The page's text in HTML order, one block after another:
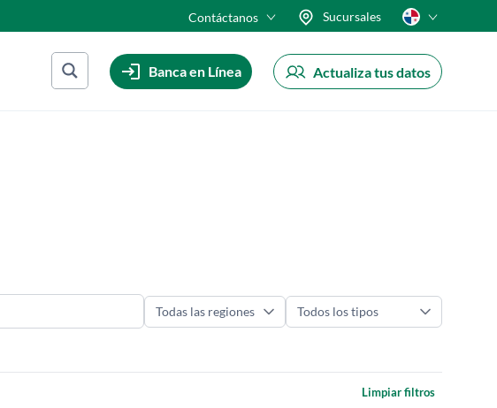
Contáctanos Sucursales
Banca en Línea Actualiza tus datos
Limpiar filtros